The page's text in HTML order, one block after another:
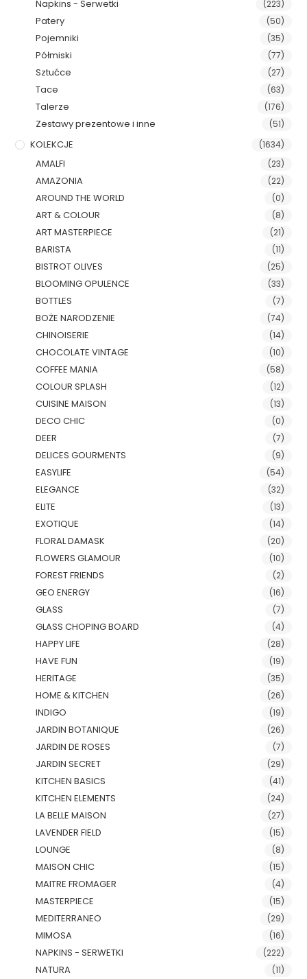
Napkins - Serwetki (223)
Patery (50)
Pojemniki (35)
Półmiski (77)
Sztućce (27)
Tace (63)
Talerze (176)
Zestawy prezentowe i inne (51)
KOLEKCJE (1634)
AMALFI (23)
AMAZONIA (22)
AROUND THE WORLD (0)
ART & COLOUR (8)
ART MASTERPIECE (21)
BARISTA (11)
BISTROT OLIVES (25)
BLOOMING OPULENCE (33)
BOTTLES (7)
BOŻE NARODZENIE (74)
CHINOISERIE (14)
CHOCOLATE VINTAGE (10)
COFFEE MANIA (58)
COLOUR SPLASH (12)
CUISINE MAISON (13)
DECO CHIC (0)
DEER (7)
DELICES GOURMENTS (9)
EASYLIFE (54)
ELEGANCE (32)
ELITE (13)
EXOTIQUE (14)
FLORAL DAMASK (20)
FLOWERS GLAMOUR (10)
FOREST FRIENDS (2)
GEO ENERGY (16)
GLASS (7)
GLASS CHOPING BOARD (4)
HAPPY LIFE (28)
HAVE FUN (19)
HERITAGE (35)
HOME & KITCHEN (26)
INDIGO (19)
JARDIN BOTANIQUE (26)
JARDIN DE ROSES (7)
JARDIN SECRET (29)
KITCHEN BASICS (41)
KITCHEN ELEMENTS (24)
LA BELLE MAISON (27)
LAVENDER FIELD (15)
LOUNGE (8)
MAISON CHIC (15)
MAITRE FROMAGER (4)
MASTERPIECE (15)
MEDITERRANEO (29)
MIMOSA (16)
NAPKINS - SERWETKI (222)
NATURA (11)